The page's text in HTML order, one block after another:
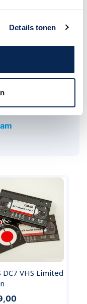
Details tonen
vraag?
DC7 VHS Limited